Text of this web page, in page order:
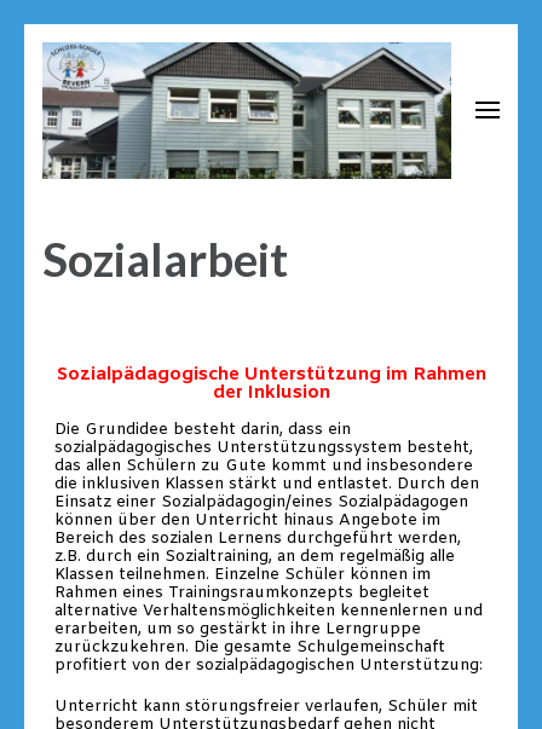
Sozialarbeit
Sozialpädagogische Unterstützung im Rahmen
der Inklusion
Die Grundidee besteht darin, dass ein
sozialpädagogisches Unterstützungssystem besteht,
das allen Schülern zu Gute kommt und insbesondere
die inklusiven Klassen stärkt und entlastet. Durch den
Einsatz einer Sozialpädagogin/eines Sozialpädagogen
können über den Unterricht hinaus Angebote im
Bereich des sozialen Lernens durchgeführt werden,
z.B. durch ein Sozialtraining, an dem regelmäßig alle
Klassen teilnehmen. Einzelne Schüler können im
Rahmen eines Trainingsraumkonzepts begleitet
alternative Verhaltensmöglichkeiten kennenlernen und
erarbeiten, um so gestärkt in ihre Lerngruppe
zurückzukehren. Die gesamte Schulgemeinschaft
profitiert von der sozialpädagogischen Unterstützung:
Unterricht kann störungsfreier verlaufen, Schüler mit